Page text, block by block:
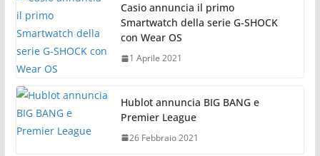
Casio annuncia il primo
Smartwatch della serie G-SHOCK
con Wear OS
1 Aprile 2021
Hublot annuncia BIG BANG e
Premier League
26 Febbraio 2021